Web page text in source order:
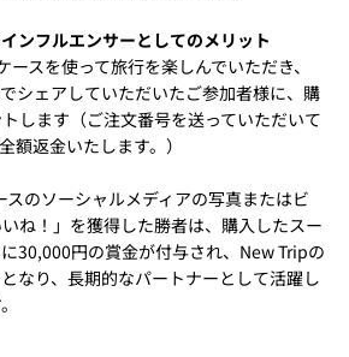
ンフルエンサーとしてのメリット
ースを使って旅行を楽しんでいただき、
シェアしていただいたご参加者様に、購
します（ご注文番号を送っていただいて
額返金いたします。）
スのソーシャルメディアの写真またはビ
ね！」を獲得した勝者は、購入したスー
30,000円の賞金が付与され、New Tripの
なり、長期的なパートナーとして活躍し